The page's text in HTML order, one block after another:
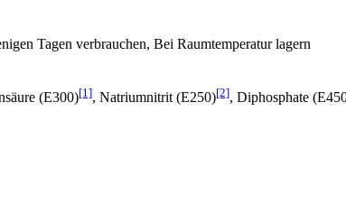
Tagen verbrauchen, Bei Raumtemperatur lagern
(E300)[1], Natriumnitrit (E250)[2], Diphosphate